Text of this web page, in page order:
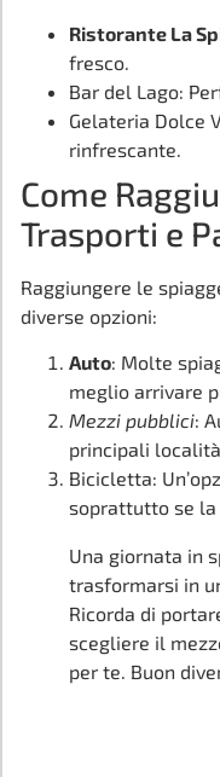
Ristorante La
fresco.
Bar del Lago:
Gelateria Dolce
rinfrescante.
Come
Trasporti e
Raggiungere le
diverse opzioni:
Auto: Molte
meglio arrivare
Mezzi pubblici:
principali
Bicicletta:
soprattutto se la
Una giornata in
trasformarsi in
Ricorda di
scegliere il
per te. Buon